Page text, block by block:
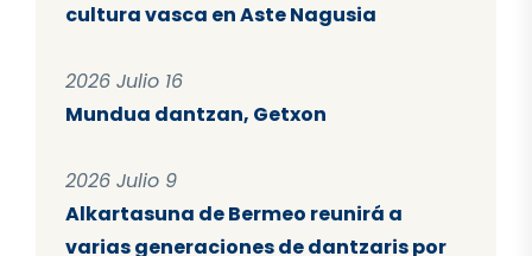
cultura vasca en Aste Nagusia
2026 Julio 16
Mundua dantzan, Getxon
2026 Julio 9
Alkartasuna de Bermeo reunirá a
varias generaciones de dantzaris por